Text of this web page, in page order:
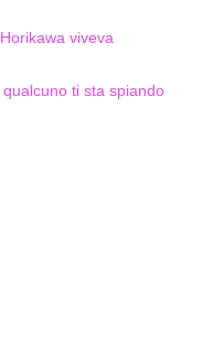
viveva
ti sta spiando